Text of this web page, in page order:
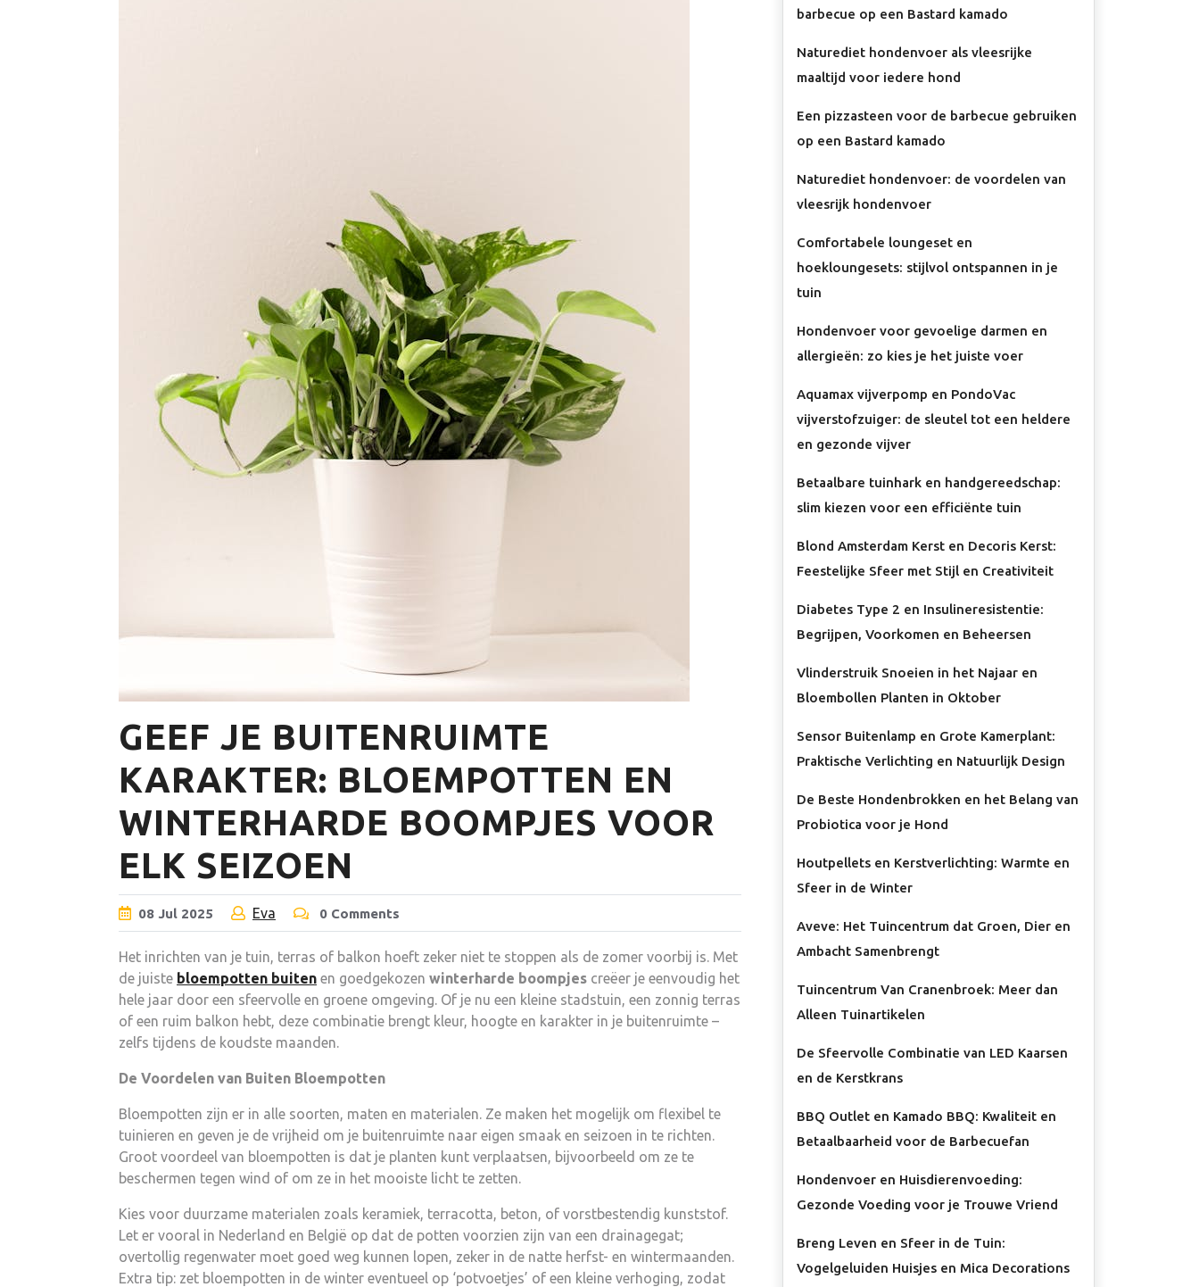
GEEF JE BUITENRUIMTE
KARAKTER: BLOEMPOTTEN EN
WINTERHARDE BOOMPJES VOOR
ELK SEIZOEN
08 Jul 2025 Eva 0 Comments
Het inrichten van je tuin, terras of balkon hoeft zeker niet te stoppen als de zomer voorbij is. Met
de juiste bloempotten buiten en goedgekozen winterharde boompjes creëer je eenvoudig het
hele jaar door een sfeervolle en groene omgeving. Of je nu een kleine stadstuin, een zonnig terras
of een ruim balkon hebt, deze combinatie brengt kleur, hoogte en karakter in je buitenruimte –
zelfs tijdens de koudste maanden.
De Voordelen van Buiten Bloempotten
Bloempotten zijn er in alle soorten, maten en materialen. Ze maken het mogelijk om flexibel te
tuinieren en geven je de vrijheid om je buitenruimte naar eigen smaak en seizoen in te richten.
Groot voordeel van bloempotten is dat je planten kunt verplaatsen, bijvoorbeeld om ze te
beschermen tegen wind of om ze in het mooiste licht te zetten.
Kies voor duurzame materialen zoals keramiek, terracotta, beton, of vorstbestendig kunststof.
Let er vooral in Nederland en België op dat de potten voorzien zijn van een drainagegat;
overtollig regenwater moet goed weg kunnen lopen, zeker in de natte herfst- en wintermaanden.
Extra tip: zet bloempotten in de winter eventueel op ‘potvoetjes’ of een kleine verhoging, zodat
barbecue op een Bastard kamado
Naturediet hondenvoer als vleesrijke
maaltijd voor iedere hond
Een pizzasteen voor de barbecue gebruiken
op een Bastard kamado
Naturediet hondenvoer: de voordelen van
vleesrijk hondenvoer
Comfortabele loungeset en
hoekloungesets: stijlvol ontspannen in je
tuin
Hondenvoer voor gevoelige darmen en
allergieën: zo kies je het juiste voer
Aquamax vijverpomp en PondoVac
vijverstofzuiger: de sleutel tot een heldere
en gezonde vijver
Betaalbare tuinhark en handgereedschap:
slim kiezen voor een efficiënte tuin
Blond Amsterdam Kerst en Decoris Kerst:
Feestelijke Sfeer met Stijl en Creativiteit
Diabetes Type 2 en Insulineresistentie:
Begrijpen, Voorkomen en Beheersen
Vlinderstruik Snoeien in het Najaar en
Bloembollen Planten in Oktober
Sensor Buitenlamp en Grote Kamerplant:
Praktische Verlichting en Natuurlijk Design
De Beste Hondenbrokken en het Belang van
Probiotica voor je Hond
Houtpellets en Kerstverlichting: Warmte en
Sfeer in de Winter
Aveve: Het Tuincentrum dat Groen, Dier en
Ambacht Samenbrengt
Tuincentrum Van Cranenbroek: Meer dan
Alleen Tuinartikelen
De Sfeervolle Combinatie van LED Kaarsen
en de Kerstkrans
BBQ Outlet en Kamado BBQ: Kwaliteit en
Betaalbaarheid voor de Barbecuefan
Hondenvoer en Huisdierenvoeding:
Gezonde Voeding voor je Trouwe Vriend
Breng Leven en Sfeer in de Tuin:
Vogelgeluiden Huisjes en Mica Decorations